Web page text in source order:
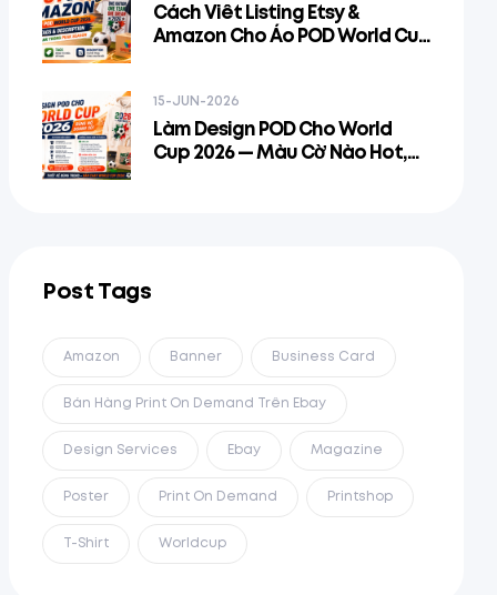
Cách Viết Listing Etsy &
Amazon Cho Áo POD World Cup
15-JUN-2026
Làm Design POD Cho World
Cup 2026 — Màu Cờ Nào Hot,
Post Tags
Amazon Banner Business Card
Bán Hàng Print On Demand Trên Ebay
Design Services Ebay Magazine
Poster Print On Demand Printshop
T-Shirt Worldcup